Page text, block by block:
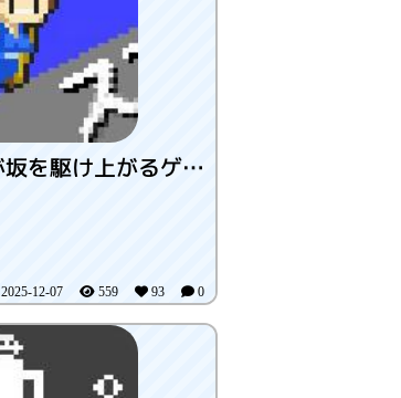
おばあさんが坂を駆け上がるゲーム
2025-12-07 559 93 0